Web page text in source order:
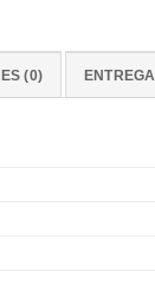
(0) ENTREGA